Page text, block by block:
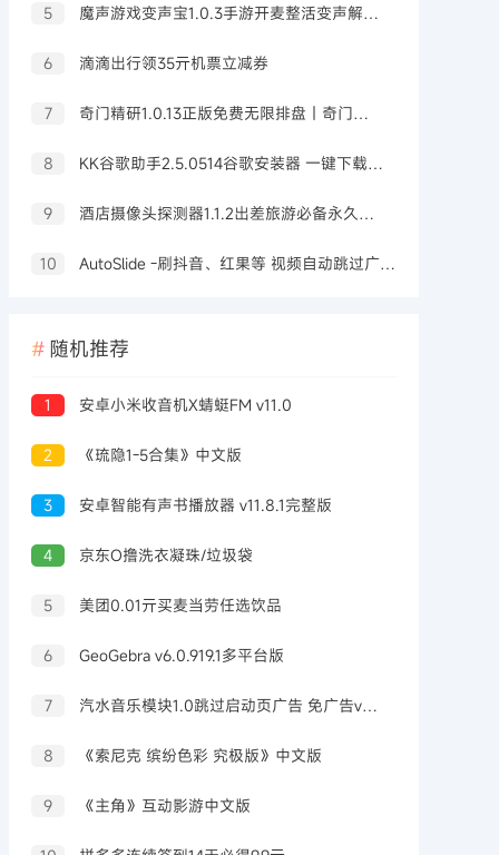
5 魔声游戏变声宝1.0.3手游开麦整活变声解锁会员
6 滴滴出行领35亓机票立减券
7 奇门精研1.0.13正版免费无限排盘｜奇门预测
8 KK谷歌助手2.5.0514谷歌安装器 一键下载安装
9 酒店摄像头探测器1.1.2出差旅游必备永久可用
10 AutoSlide -刷抖音、红果等 视频自动跳过广告 OCR智能识别 v2.6.0
随机推荐
1 安卓小米收音机X蜻蜓FM v11.0
2 《琉隐1-5合集》中文版
3 安卓智能有声书播放器 v11.8.1完整版
4 京东O撸洗衣凝珠/垃圾袋
5 美团0.01亓买麦当劳任选饮品
6 GeoGebra v6.0.919.1多平台版
7 汽水音乐模块1.0跳过启动页广告 免广告vip，支持18.9
8 《索尼克 缤纷色彩 究极版》中文版
9 《主角》互动影游中文版